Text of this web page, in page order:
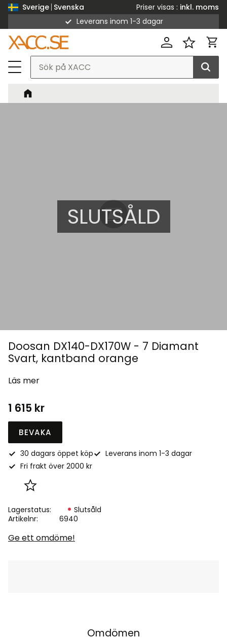
Sverige Svenska Priser visas
inkl. moms
Leverans inom 1-3 dagar
SLUTSÅLD
Doosan DX140-DX170W - 7 Diamant
Svart, kantband orange
Läs mer
1 615 kr
Lägg till i favoriter
BEVAKA
30 dagars öppet köp
Leverans inom 1-3 dagar
Fri frakt över 2000 kr
Lagerstatus
Slutsåld
Artikelnr
6940
Ge ett omdöme!
Omdömen